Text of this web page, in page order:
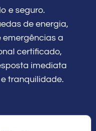
e seguro.
de energia,
emergências a
certificado,
imediata
tranquilidade.